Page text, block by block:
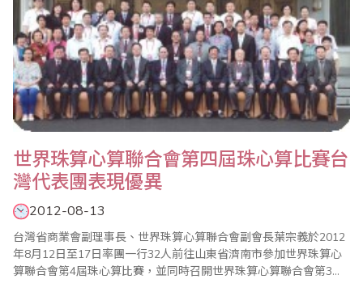
世界珠算心算聯合會第四屆珠心算比賽台
灣代表團表現優異
2012-08-13
台灣省商業會副理事長、世界珠算心算聯合會副會長葉宗義於2012
年8月12日至17日率團一行32人前往山東省濟南市參加世界珠算心
算聯合會第4屆珠心算比賽，並同時召開世界珠算心算聯合會第3屆